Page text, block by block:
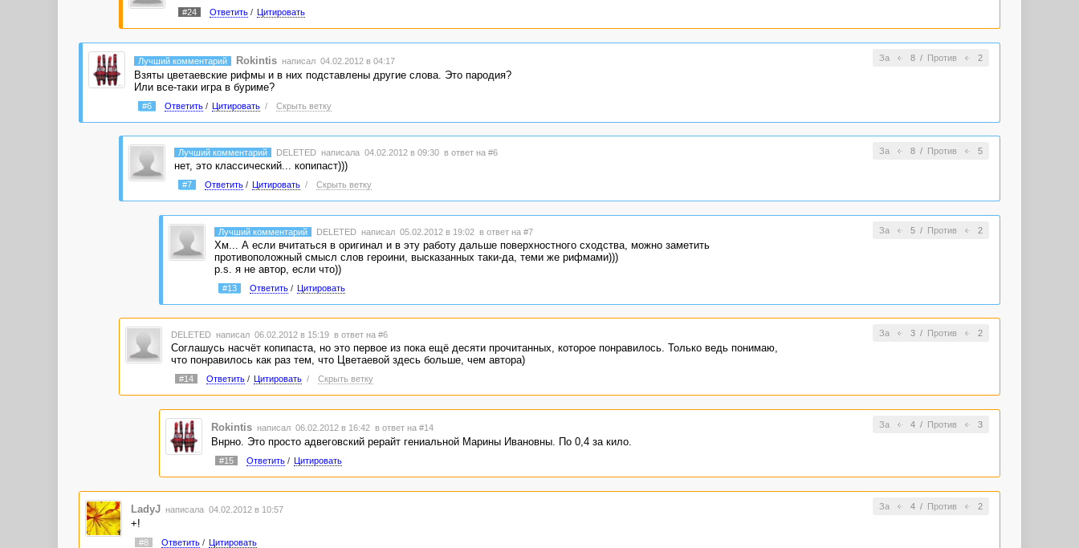
#24 Ответить/ Цитировать
За 8/ Против 2
Лучший комментарий Rokintis написал 04.02.2012 в 04:17
Взяты цветаевские рифмы и в них подставлены другие слова. Это пародия?
Или все-таки игра в буриме?
#6 Ответить/ Цитировать / Скрыть ветку
За 8/ Против 5
Лучший комментарий DELETED написала 04.02.2012 в 09:30 в ответ на #6
нет, это классический... копипаст)))
#7 Ответить/ Цитировать / Скрыть ветку
За 5/ Против 2
Лучший комментарий DELETED написал 05.02.2012 в 19:02 в ответ на #7
Хм... А если вчитаться в оригинал и в эту работу дальше поверхностного сходства, можно заметить
противоположный смысл слов героини, высказанных таки-да, теми же рифмами)))
p.s. я не автор, если что))
#13 Ответить/ Цитировать
За 3/ Против 2
DELETED написал 06.02.2012 в 15:19 в ответ на #6
Соглашусь насчёт копипаста, но это первое из пока ещё десяти прочитанных, которое понравилось. Только ведь понимаю,
что понравилось как раз тем, что Цветаевой здесь больше, чем автора)
#14 Ответить/ Цитировать / Скрыть ветку
За 4/ Против 3
Rokintis написал 06.02.2012 в 16:42 в ответ на #14
Внрно. Это просто адвеговский рерайт гениальной Марины Ивановны. По 0,4 за кило.
#15 Ответить/ Цитировать
За 4/ Против 2
LadyJ написала 04.02.2012 в 10:57
+!
#8 Ответить/ Цитировать